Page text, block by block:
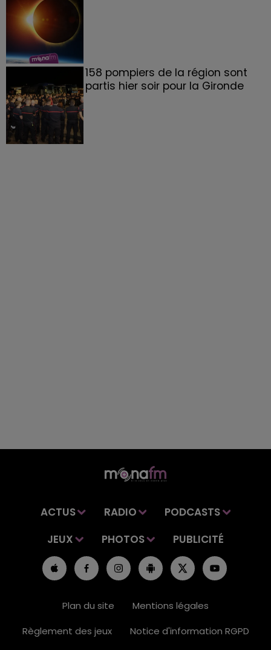
158 pompiers de la région sont
partis hier soir pour la Gironde
ACTUS RADIO
PODCASTS
JEUX
PHOTOS PUBLICITÉ
Plan du site
Mentions légales
Règlement des jeux
Notice d'information RGPD